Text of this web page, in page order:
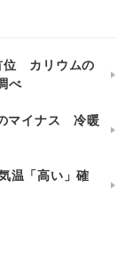
位 カリウムの
べ
マイナス 冷暖
温「高い」確